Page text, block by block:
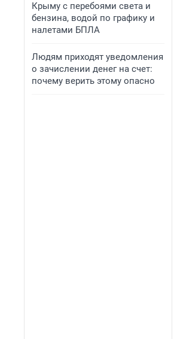
Крыму с перебоями света и
бензина, водой по графику и
налетами БПЛА
Людям приходят уведомления
о зачислении денег на счет:
почему верить этому опасно